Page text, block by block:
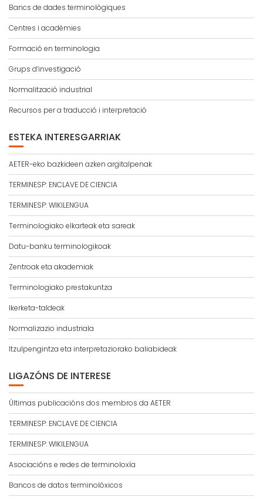
Bancs de dades terminològiques
Centres i acadèmies
Formació en terminologia
Grups d’investigació
Normalització industrial
Recursos per a traducció i interpretació
ESTEKA INTERESGARRIAK
AETER-eko bazkideen azken argitalpenak
TERMINESP: ENCLAVE DE CIENCIA
TERMINESP: WIKILENGUA
Terminologiako elkarteak eta sareak
Datu-banku terminologikoak
Zentroak eta akademiak
Terminologiako prestakuntza
Ikerketa-taldeak
Normalizazio industriala
Itzulpengintza eta interpretaziorako baliabideak
LIGAZÓNS DE INTERESE
Últimas publicacións dos membros da AETER
TERMINESP: ENCLAVE DE CIENCIA
TERMINESP: WIKILENGUA
Asociacións e redes de terminoloxía
Bancos de datos terminolóxicos